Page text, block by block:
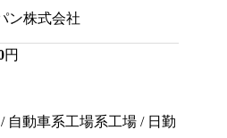
ン株式会社
円
自動車系工場系工場 / 日勤